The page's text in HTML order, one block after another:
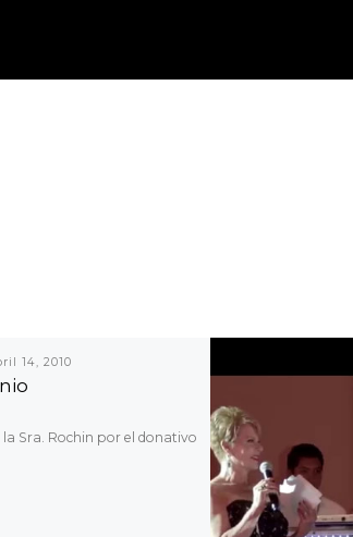
14, 2010
la Sra. Rochin por el donativo